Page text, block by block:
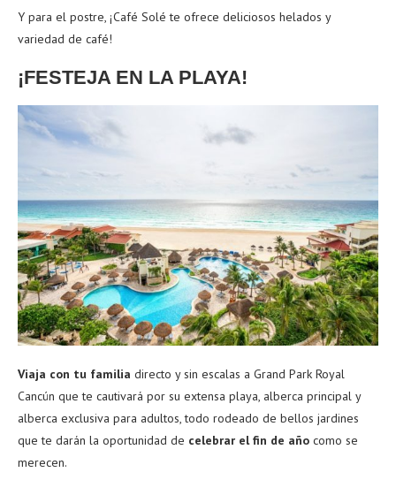
Y para el postre, ¡Café Solé te ofrece deliciosos helados y
variedad de café!
¡FESTEJA EN LA PLAYA!
Viaja con tu familia directo y sin escalas a Grand Park Royal
Cancún que te cautivará por su extensa playa, alberca principal y
alberca exclusiva para adultos, todo rodeado de bellos jardines
que te darán la oportunidad de celebrar el fin de año como se
merecen.